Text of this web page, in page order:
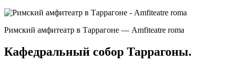
Римский амфитеатр в Таррагоне — Amfiteatre roma
Кафедральный собор Таррагоны.